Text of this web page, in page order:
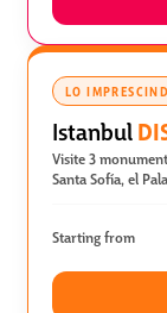
LO
Istanbul
Visite 3
Santa Sofía, el
Starting from